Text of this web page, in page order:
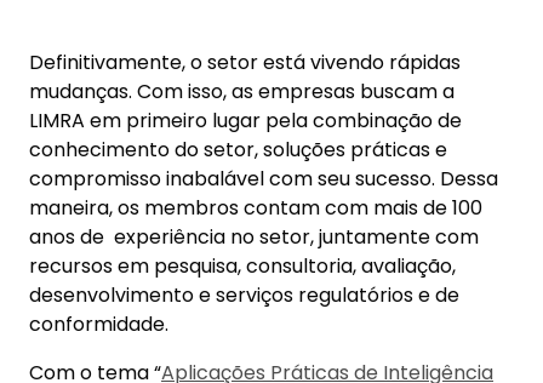
desenvolvimento e serviços regulatórios e de
conformidade.
Com o tema “Aplicações Práticas de Inteligência
Artificial na Indústria de Seguros”, o seminário é
voltado para executivos de empresas membros
da LIMRA e LOMA. Além disso, reunirá
colaboradores e líderes das áreas administrativa,
de produto, de operações e técnica; gerentes
corporativos de estratégia e planejamento;
líderes, conselheiros e intermediários de todos os
canais.